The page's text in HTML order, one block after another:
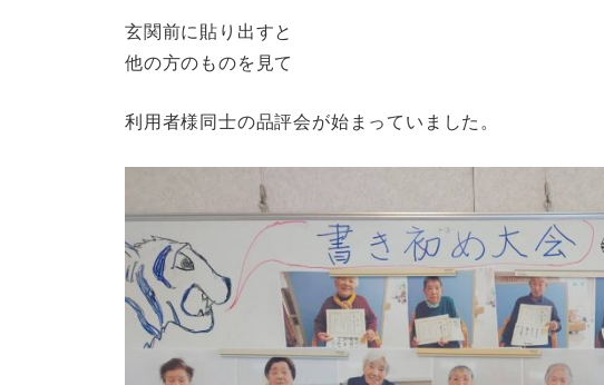
玄関前に貼り出すと
他の方のものを見て
利用者様同士の品評会が始まっていました。